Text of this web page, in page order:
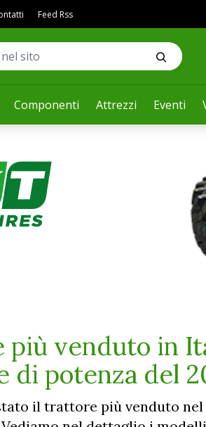
Componenti Attrezzi Eventi
Feed Rss
venduto in
di potenza del
il trattore più venduto nel